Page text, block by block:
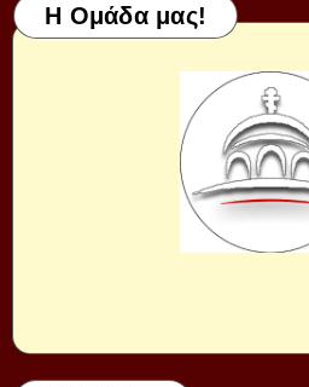
Η Ομάδα μας!